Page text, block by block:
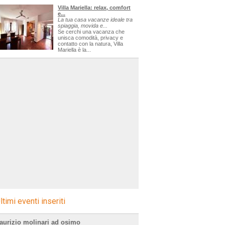
Villa Mariella: relax, comfort
e...
La tua casa vacanze ideale tra
spiaggia, movida e...
Se cerchi una vacanza che
unisca comodità, privacy e
contatto con la natura, Villa
Mariella è la...
eventi inseriti
molinari ad osimo